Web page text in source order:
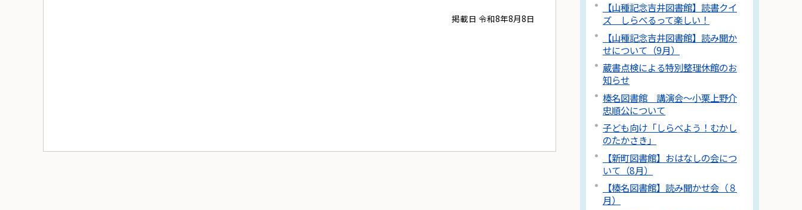
掲載日 令和8年8月8日
【山種記念吉井図書館】読書クイ
ズ しらべるって楽しい！
【山種記念吉井図書館】読み聞か
せについて（9月）
蔵書点検による特別整理休館のお
知らせ
榛名図書館 講演会～小栗上野介
忠順公について
子ども向け「しらべよう！むかし
のたかさき」
【新町図書館】おはなしの会につ
いて（8月）
【榛名図書館】読み聞かせ会（８
月）